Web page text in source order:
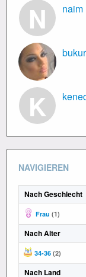
N naim
K
NAVIGIEREN
Nach Geschlecht
Frau (1)
Nach Alter
34-36 (2)
Nach Land